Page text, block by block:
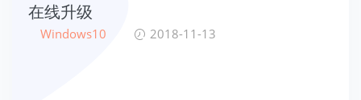
在线升级
Windows10 2018-11-13